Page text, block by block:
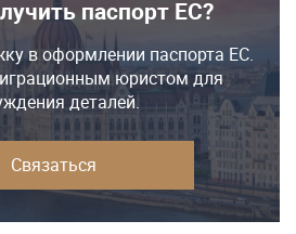
паспорт ЕС?
в оформлении паспорта ЕС.
юристом для
деталей.
Связаться